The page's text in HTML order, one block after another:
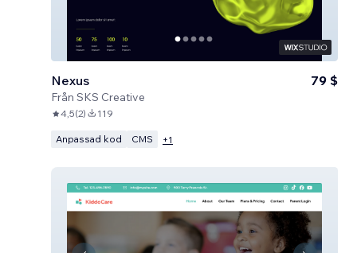
Nexus
Från SKS Creative
79 $
4,5(2) 119
Anpassad kod CMS +1